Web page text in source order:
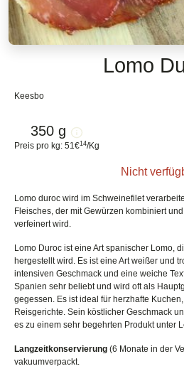
Lomo
Keesbo
350 g
Preis pro kg: 51€14/Kg
Nicht
Lomo duroc wird im Schweinefilet
Fleisches, der mit Gewürzen kombiniert
verfeinert wird.
Lomo Duroc ist eine Art spanischer Lomo,
hergestellt wird. Es ist eine Art weißer und
intensiven Geschmack und eine weiche
Spanien sehr beliebt und wird oft als
gegessen. Es ist ideal für herzhafte
Reisgerichte. Sein köstlicher Geschmack
es zu einem sehr begehrten Produkt unter
Langzeitkonservierung (6 Monate in der
vakuumverpackt.